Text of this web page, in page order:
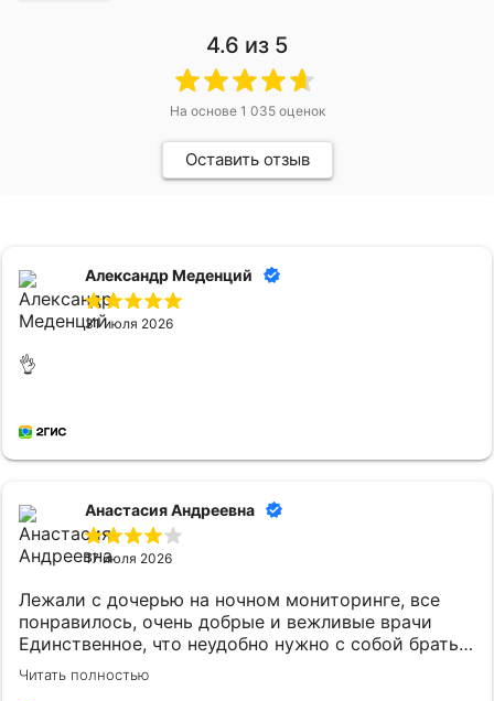
4.6 из 5
На основе 1 035оценок
Оставить отзыв
Александр Меденций
31 июля 2026
👌
Анастасия Андреевна
17 июля 2026
Лежали с дочерью на ночном мониторинге, все
понравилось, очень добрые и вежливые врачи
Единственное, что неудобно нужно с собой брать
постельное белье и маленькому ребенку
кипяченую воду
Читать полностью